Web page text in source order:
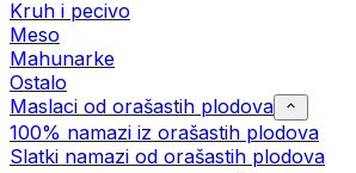
Kruh i pecivo
Meso
Mahunarke
Ostalo
Maslaci od orašastih plodova
100% namazi iz orašastih plodova
Slatki namazi od orašastih plodova